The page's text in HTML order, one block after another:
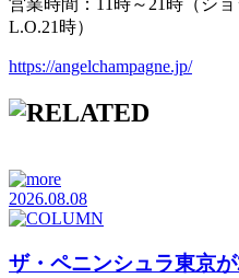
営業時間：11時～21時（シ
L.O.21時）
https://angelchampagne.jp/
2026.08.08
ザ・ペニンシュラ東京